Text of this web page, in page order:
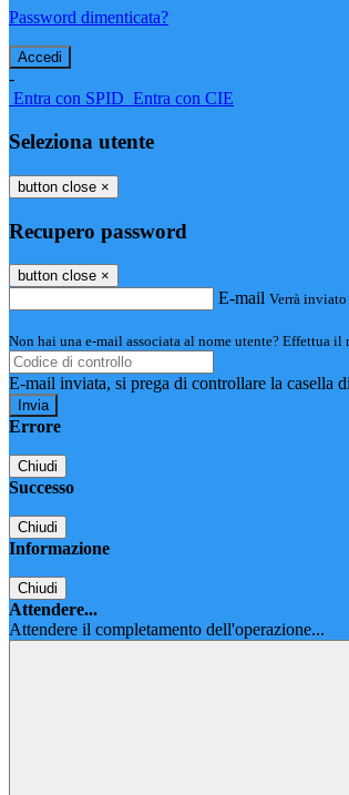
Password dimenticata?
-
Entra con SPID Entra con CIE
Seleziona utente
button close ×
Recupero password
button close ×
E-mail Verrà
Non hai una e-mail associata al nome utente? Effettua il
E-mail inviata, si prega di controllare la casella
Errore
Chiudi
Successo
Chiudi
Informazione
Chiudi
Attendere...
Attendere il completamento dell'operazione...